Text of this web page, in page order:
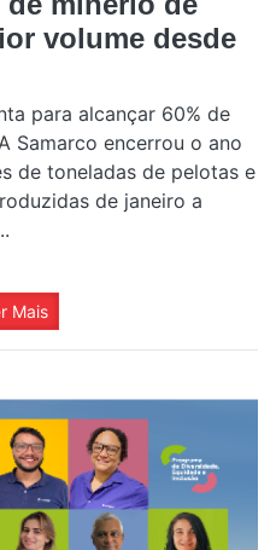
volume desde
para alcançar 60% de
Samarco encerrou o ano
de toneladas de pelotas e
de janeiro a
Mais